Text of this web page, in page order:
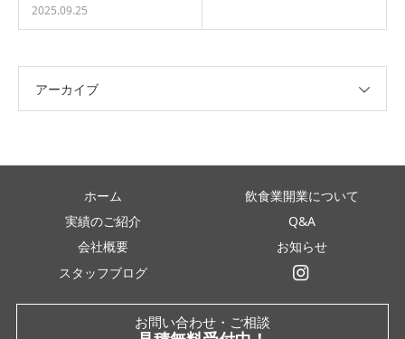
2025.09.25
アーカイブ
ホーム
飲食業開業について
実績のご紹介
Q&A
会社概要
お知らせ
スタッフブログ
お問い合わせ・ご相談